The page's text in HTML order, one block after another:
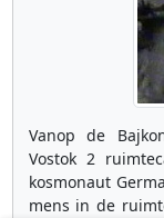
Vanop de
Vostok 2
kosmonaut
mens in de